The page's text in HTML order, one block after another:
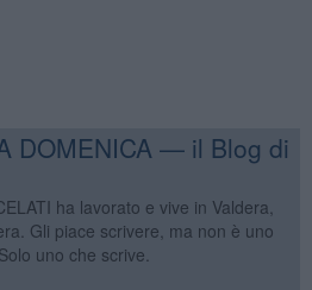
DOMENICA — il Blog di
ha lavorato e vive in Valdera,
Gli piace scrivere, ma non è uno
uno che scrive.